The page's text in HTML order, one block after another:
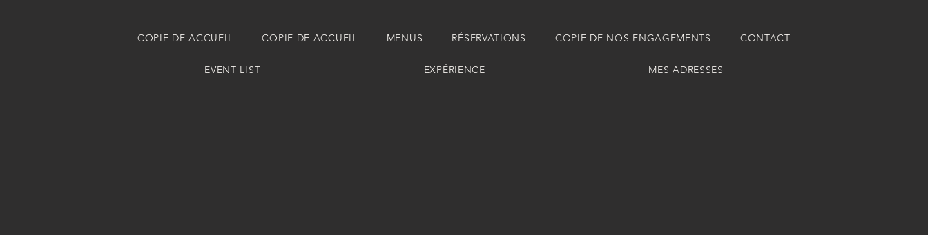
COPIE DE ACCUEIL COPIE DE ACCUEIL MENUS RÉSERVATIONS COPIE DE NOS ENGAGEMENTS CONTACT
EVENT LIST EXPÉRIENCE MES ADRESSES